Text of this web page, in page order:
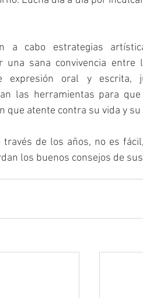
a cabo estrategias
una sana convivencia
expresión oral y escrita,
las herramientas para
que atente contra su vida y
través de los años, no es
los buenos consejos de